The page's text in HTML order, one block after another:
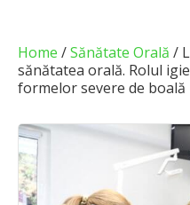
Home /Sănătate Orală /
sănătatea orală. Rolul
formelor severe de boală